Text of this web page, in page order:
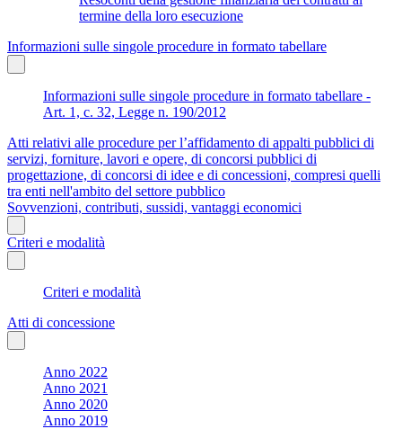
termine della loro esecuzione
Informazioni sulle singole procedure in formato tabellare
Informazioni sulle singole procedure in formato tabellare -
Art. 1, c. 32, Legge n. 190/2012
Atti relativi alle procedure per l’affidamento di appalti pubblici di
servizi, forniture, lavori e opere, di concorsi pubblici di
progettazione, di concorsi di idee e di concessioni, compresi quelli
tra enti nell'ambito del settore pubblico
Sovvenzioni, contributi, sussidi, vantaggi economici
Criteri e modalità
Criteri e modalità
Atti di concessione
Anno 2022
Anno 2021
Anno 2020
Anno 2019